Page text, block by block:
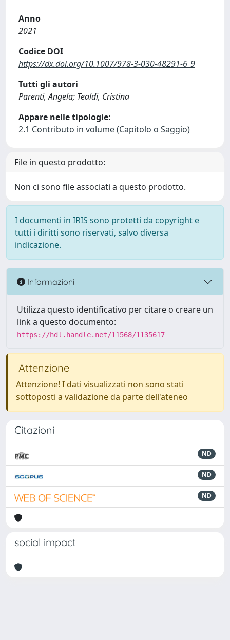
Anno
2021
Codice DOI
https://dx.doi.org/10.1007/978-3-030-48291-6_9
Tutti gli autori
Parenti, Angela; Tealdi, Cristina
Appare nelle tipologie:
2.1 Contributo in volume (Capitolo o Saggio)
File in questo prodotto:
Non ci sono file associati a questo prodotto.
I documenti in IRIS sono protetti da copyright e
tutti i diritti sono riservati, salvo diversa
indicazione.
Informazioni
Utilizza questo identificativo per citare o creare un
link a questo documento:
https://hdl.handle.net/11568/1135617
Attenzione
Attenzione! I dati visualizzati non sono stati
sottoposti a validazione da parte dell'ateneo
Citazioni
ND
ND
ND
social impact